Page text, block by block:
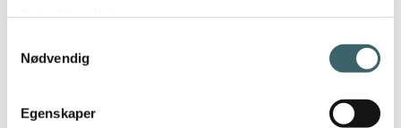
Nødvendig
Egenskaper